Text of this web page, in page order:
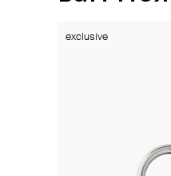
exclusive
exclusive